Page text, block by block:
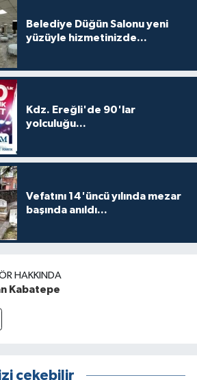
Belediye Düğün Salonu yeni
yüzüyle hizmetinizde...
Kdz. Ereğli'de 90'lar
yolculuğu...
Vefatını 14'üncü yılında mezar
başında anıldı...
HAKKINDA
Kabatepe
çekebilir